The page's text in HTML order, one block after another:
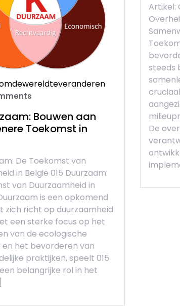
Bouwen aan
Toekomst in
De Toekomst van
in België 015 Duurzaam:
van Duurzaamheid in
is een opkomend
zich richt op duurzaamheid
een sterke focus op het
van de ecologische
het bevorderen van
praktijken, speelt 015
belangrijke rol in het
Artikel:
steeds
De